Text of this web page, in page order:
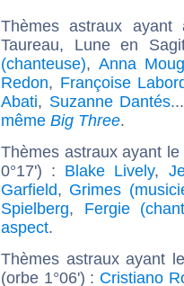
Thèmes astraux
Taureau, Lune en
(chanteuse), Anna
Redon, Françoise
Abati, Suzanne Dantés
même Big Three.
Thèmes astraux ayant
0°17') : Blake Lively,
Garfield, Grimes
Spielberg, Fergie
aspect.
Thèmes astraux ayant
(orbe 1°06') : Cristiano